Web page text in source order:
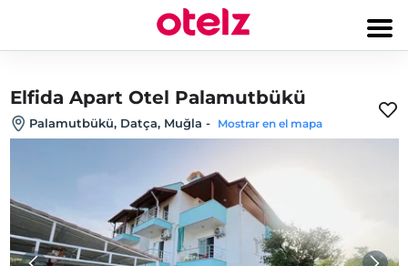
Elfida Apart Otel Palamutbükü
Palamutbükü, Datça, Muğla - Mostrar en el mapa